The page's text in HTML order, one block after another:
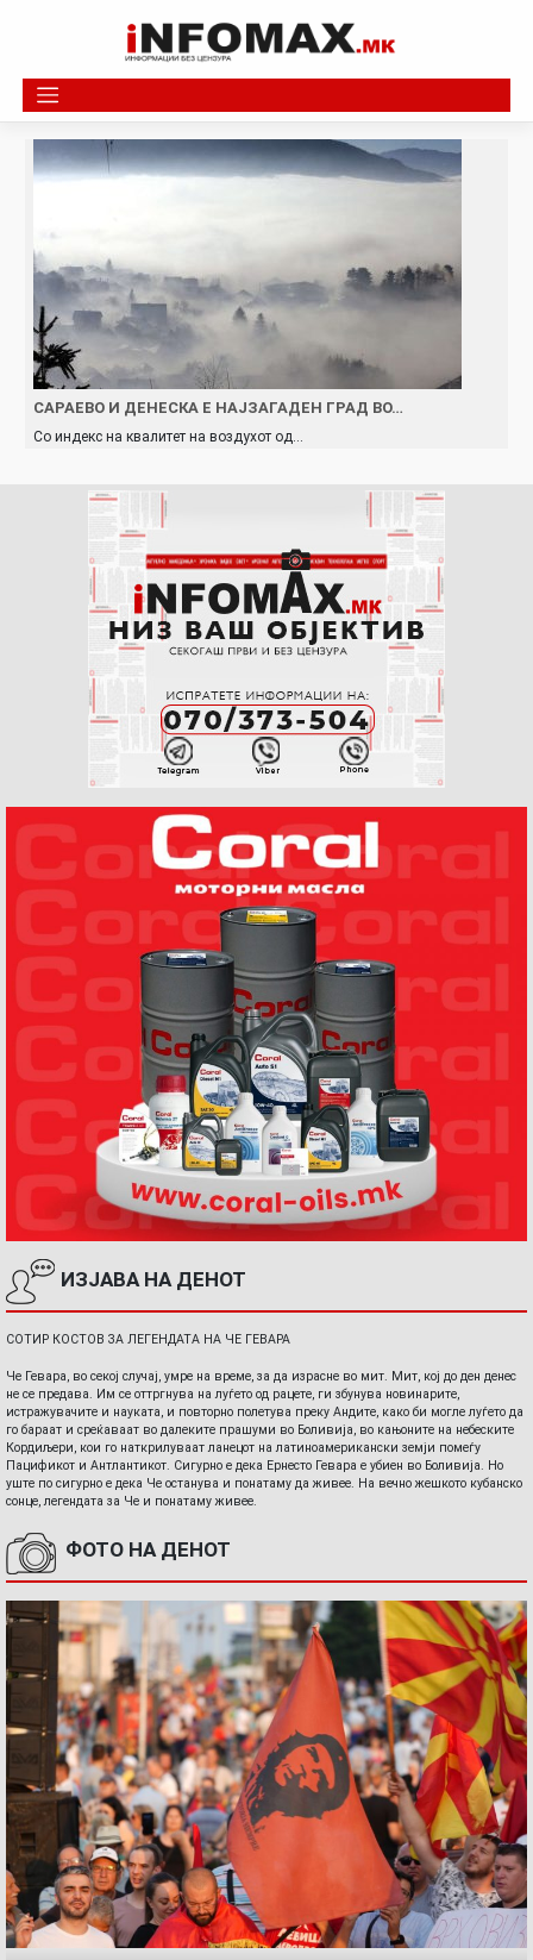
САРАЕВО И ДЕНЕСКА Е НАЈЗАГАДЕН ГРАД ВО…
Со индекс на квалитет на воздухот од…
ИЗЈАВА НА ДЕНОТ
СОТИР КОСТОВ ЗА ЛЕГЕНДАТА НА ЧЕ ГЕВАРА
Че Гевара, во секој случај, умре на време, за да израсне во мит. Мит, кој до ден денес
не се предава. Им се оттргнува на луѓето од рацете, ги збунува новинарите,
истражувачите и науката, и повторно полетува преку Андите, како би могле луѓето да
го бараат и среќаваат во далеките прашуми во Боливија, во кањоните на небеските
Кордиљери, кои го наткрилуваат ланецот на латиноамерикански земји помеѓу
Пацификот и Антлантикот. Сигурно е дека Ернесто Гевара е убиен во Боливија. Но
уште по сигурно е дека Че останува и понатаму да живее. На вечно жешкото кубанско
сонце, легендата за Че и понатаму живее.
ФОТО НА ДЕНОТ